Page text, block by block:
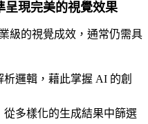
呈現完美的視覺效果
級的視覺成效，通常仍需具
邏輯，藉此掌握 AI 的創
多樣化的生成結果中篩選